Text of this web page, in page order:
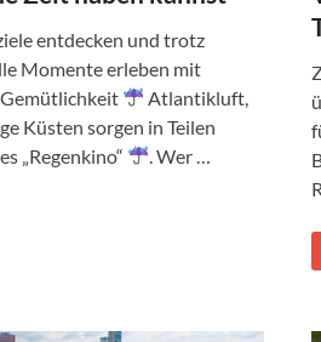
entdecken und trotz
Momente erleben mit
Atlantikluft,
Küsten sorgen in Teilen
„Regenkino“
. Wer …